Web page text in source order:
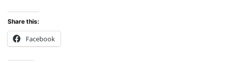
Share this:
Facebook